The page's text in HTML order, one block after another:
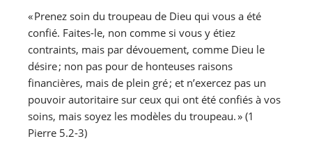
« Prenez soin du troupeau de Dieu qui vous a été
confié. Faites-le, non comme si vous y étiez
contraints, mais par dévouement, comme Dieu le
désire ; non pas pour de honteuses raisons
financières, mais de plein gré ; et n’exercez pas un
pouvoir autoritaire sur ceux qui ont été confiés à vos
soins, mais soyez les modèles du troupeau. » (1
Pierre 5.2-3)